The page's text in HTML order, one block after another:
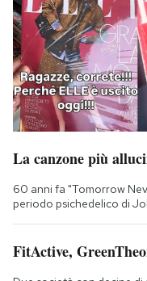
La canzone più
60 anni fa "Tomorrow
periodo psichedelico di
FitActive,